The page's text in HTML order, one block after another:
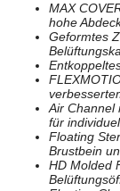
MAX
hohe
Geformtes
Air Channel
für
Floating
Brustbein
HD Molded